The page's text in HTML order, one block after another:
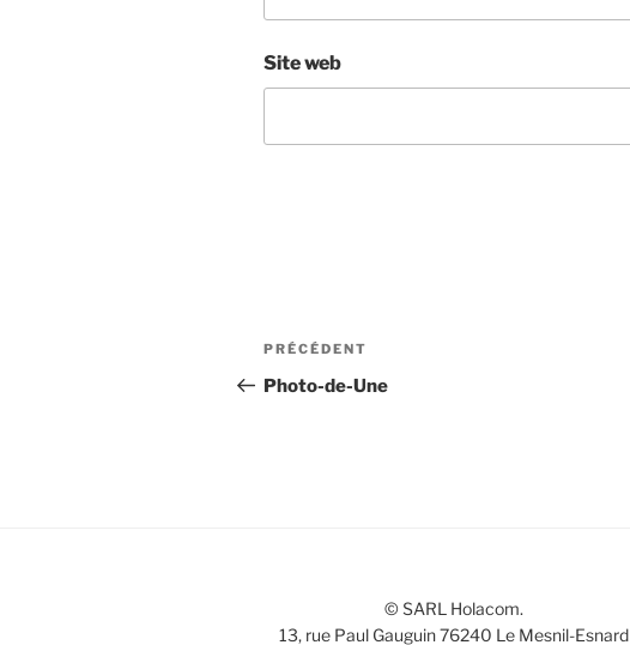
Site web
Navigation
de
Article
précédent
PRÉCÉDENT
Photo-de-Une
© SARL Holacom.
13, rue Paul Gauguin 76240 Le Mesnil-Esnard